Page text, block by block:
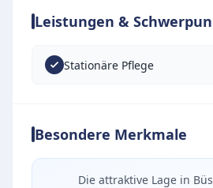
Leistungen &
Stationäre Pflege
Besondere Merkmale
Die attraktive Lage in